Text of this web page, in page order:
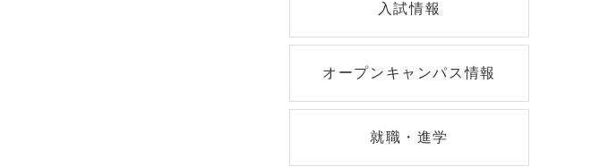
入試情報
オープンキャンパス情報
就職・進学